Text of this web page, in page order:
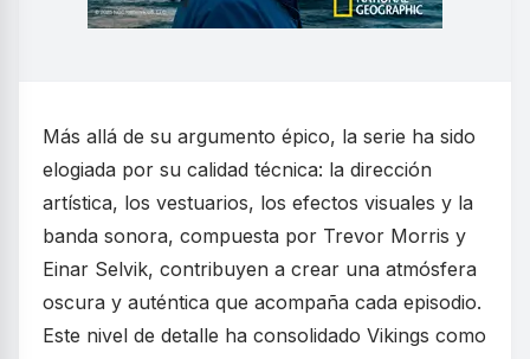
Más allá de su argumento épico, la serie ha sido
elogiada por su calidad técnica: la dirección
artística, los vestuarios, los efectos visuales y la
banda sonora, compuesta por Trevor Morris y
Einar Selvik, contribuyen a crear una atmósfera
oscura y auténtica que acompaña cada episodio.
Este nivel de detalle ha consolidado Vikings como